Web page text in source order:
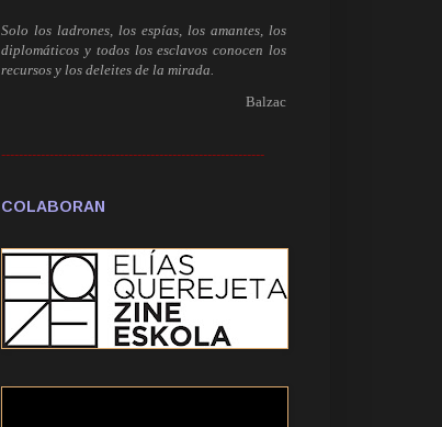
Solo los ladrones, los espías, los amantes, los
diplomáticos y todos los esclavos conocen los
recursos y los deleites de la mirada.
Balzac
------------------------------------------------------------
COLABORAN